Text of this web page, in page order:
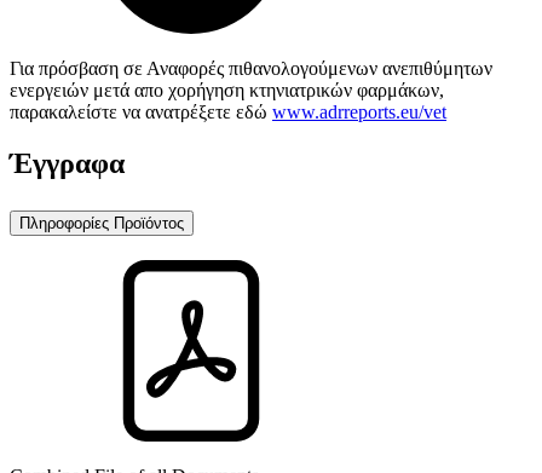
Για πρόσβαση σε Αναφορές πιθανολογούμενων ανεπιθύμητων
ενεργειών μετά απο χορήγηση κτηνιατρικών φαρμάκων,
παρακαλείστε να ανατρέξετε εδώ www.adrreports.eu/vet
Έγγραφα
Πληροφορίες Προϊόντος